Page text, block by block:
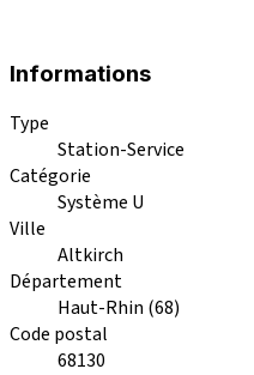
Informations
Type
Station-Service
Catégorie
Système U
Ville
Altkirch
Département
Haut-Rhin (68)
Code postal
68130